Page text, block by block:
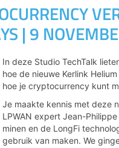
| 9
In deze Studio TechTalk
hoe de nieuwe Kerlink
hoe je cryptocurrency kunt
Je maakte kennis met deze
LPWAN expert Jean-
minen en de LongFi
gebruik van maken. We